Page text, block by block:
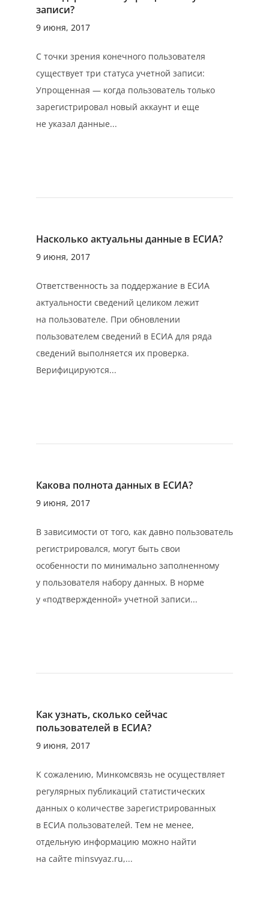
записи?
9 июня, 2017
С точки зрения конечного пользователя
существует три статуса учетной записи:
Упрощенная — когда пользователь только
зарегистрировал новый аккаунт и еще
не указал данные...
Насколько актуальны данные в ЕСИА?
9 июня, 2017
Ответственность за поддержание в ЕСИА
актуальности сведений целиком лежит
на пользователе. При обновлении
пользователем сведений в ЕСИА для ряда
сведений выполняется их проверка.
Верифицируются...
Какова полнота данных в ЕСИА?
9 июня, 2017
В зависимости от того, как давно пользователь
регистрировался, могут быть свои
особенности по минимально заполненному
у пользователя набору данных. В норме
у «подтвержденной» учетной записи...
Как узнать, сколько сейчас
пользователей в ЕСИА?
9 июня, 2017
К сожалению, Минкомсвязь не осуществляет
регулярных публикаций статистических
данных о количестве зарегистрированных
в ЕСИА пользователей. Тем не менее,
отдельную информацию можно найти
на сайте minsvyaz.ru,...